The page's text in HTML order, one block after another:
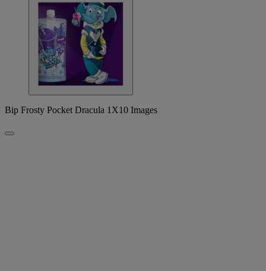
Bip Frosty Pocket Dracula 1X10 Images